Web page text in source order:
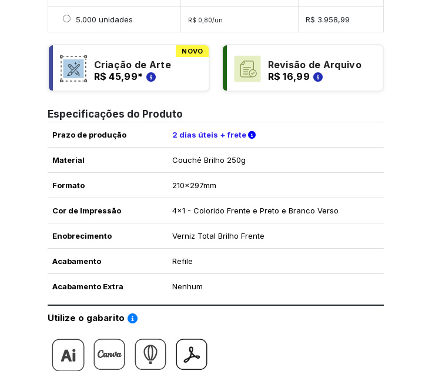
Selecionar 5000 unidades
5.000 unidades R$ 0,80/un R$ 3.958,99
NOVO
Criação de Arte
R$ 45,99*
Revisão de Arquivo
R$ 16,99
Especificações do Produto
Prazo de produção 2 dias úteis + frete Verifique as condições de entrega
Material Couché Brilho 250g
Formato 210x297mm
Cor de Impressão 4x1 - Colorido Frente e Preto e Branco Verso
Enobrecimento Verniz Total Brilho Frente
Acabamento Refile
Acabamento Extra Nenhum
Utilize o gabarito Saiba como utilizar os nossos gabaritos